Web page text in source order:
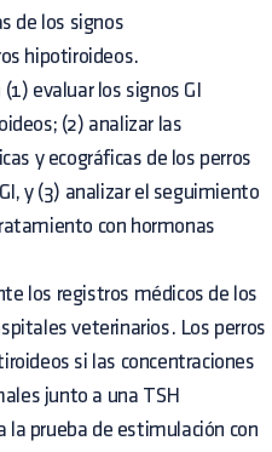
de los signos
hipotiroideos.
evaluar los signos GI
(2) analizar las
y ecográficas de los perros
y (3) analizar el seguimiento
con hormonas
los registros médicos de los
veterinarios. Los perros
si las concentraciones
junto a una TSH
prueba de estimulación con